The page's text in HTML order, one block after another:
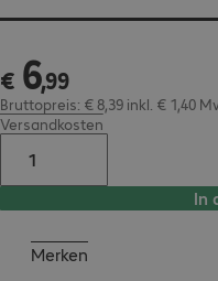
€ 6,99
€ 6,99
Bruttopreis: € 8,39 inkl. € 1,40
Versandkosten
In
Merken